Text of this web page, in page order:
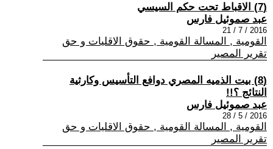
(7) الاقباط تحت حكم السيسي
عبد صموئيل فارس
2016 / 7 / 21
القومية , المسالة القومية , حقوق الاقليات و حق
تقرير المصير
(8) بيت الذميه المصري دوافع التأسيس وكارثية
النتائج ؟!!
عبد صموئيل فارس
2016 / 5 / 28
القومية , المسالة القومية , حقوق الاقليات و حق
تقرير المصير